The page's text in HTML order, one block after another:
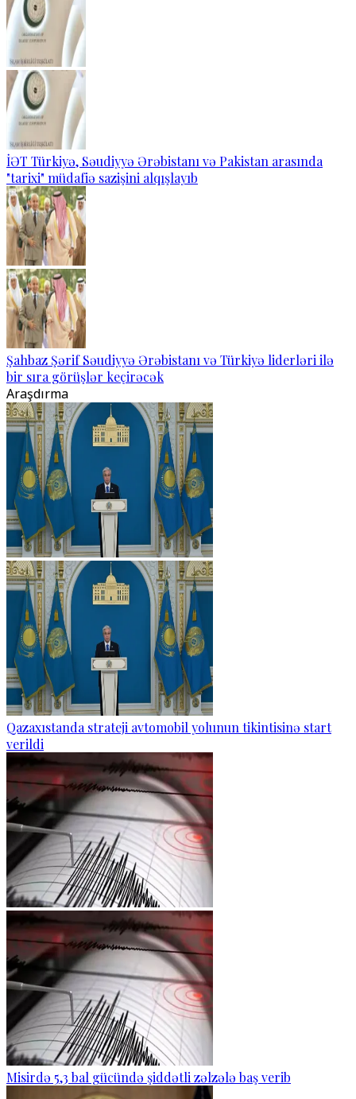
İƏT Türkiyə, Səudiyyə Ərəbistanı və Pakistan arasında
"tarixi" müdafiə sazişini alqışlayıb
Şahbaz Şərif Səudiyyə Ərəbistanı və Türkiyə liderləri ilə
bir sıra görüşlər keçirəcək
Araşdırma
Qazaxıstanda strateji avtomobil yolunun tikintisinə start
verildi
Misirdə 5,3 bal gücündə şiddətli zəlzələ baş verib